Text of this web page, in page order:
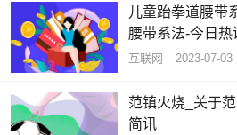
儿童跆拳道腰带
腰带系法-今日热
互联网 2023-07-03
范镇火烧_关于
简讯